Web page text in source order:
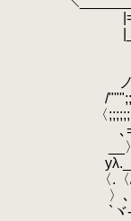
|===「|=､
|_____ﾄl=､
ゝﾋ___.|ﾆi
, -‐―--- ､,
ノ """" i))
/
〈
ゝ､==-
__〉i￣
уλ._ |;
〈.〈/
〉､ヽ__/
`ヾ-‐